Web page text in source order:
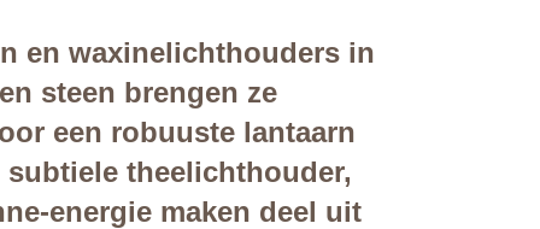
en waxinelichthouders in
steen brengen ze
een robuuste lantaarn
theelichthouder,
energie maken deel uit